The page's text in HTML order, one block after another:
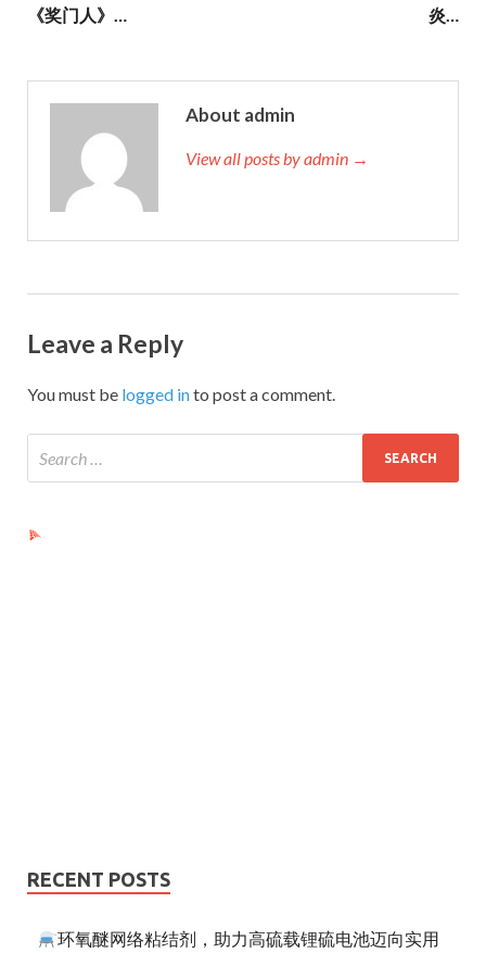
《奖门人》…
炎…
About admin
View all posts by admin →
Leave a Reply
You must be logged into post a comment.
RECENT POSTS
环氧醚网络粘结剂，助力高硫载锂硫电池迈向实用